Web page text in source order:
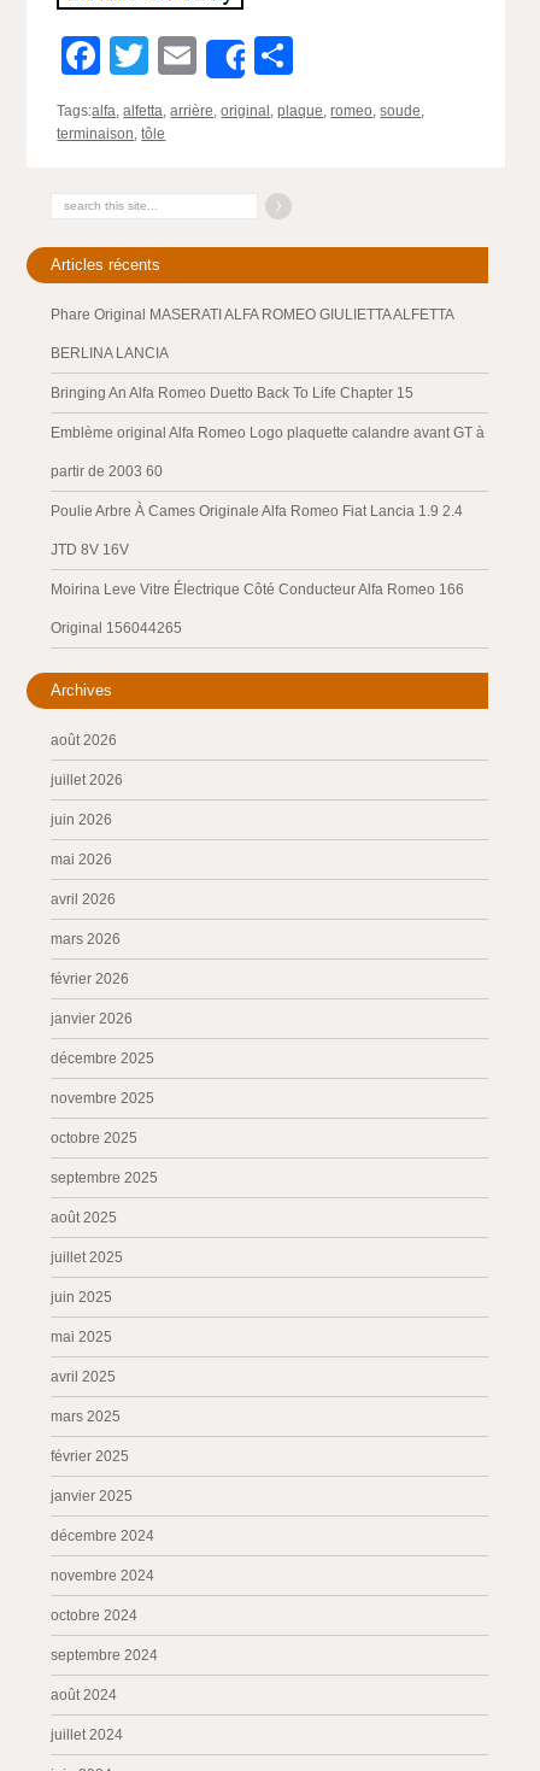
Facebook
Twitter
EmailShare
Tags:alfa,alfetta,arrière,original ,plaque,romeo,soude,
terminaison,tôle
Articles récents
Phare Original MASERATI ALFA ROMEO GIULIETTA ALFETTA
BERLINA LANCIA
Bringing An Alfa Romeo Duetto Back To Life Chapter 15
Emblème original Alfa Romeo Logo plaquette calandre avant GT à
partir de 2003 60
Poulie Arbre À Cames Originale Alfa Romeo Fiat Lancia 1.9 2.4
JTD 8V 16V
Moirina Leve Vitre Électrique Côté Conducteur Alfa Romeo 166
Original 156044265
Archives
août 2026
juillet 2026
juin 2026
mai 2026
avril 2026
mars 2026
février 2026
janvier 2026
décembre 2025
novembre 2025
octobre 2025
septembre 2025
août 2025
juillet 2025
juin 2025
mai 2025
avril 2025
mars 2025
février 2025
janvier 2025
décembre 2024
novembre 2024
octobre 2024
septembre 2024
août 2024
juillet 2024